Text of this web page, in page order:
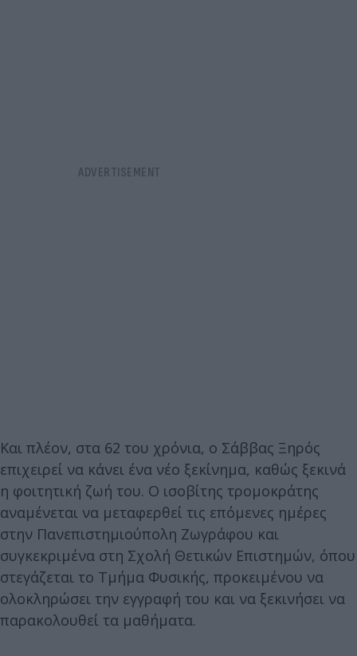
Και πλέον, στα 62 του χρόνια, ο Σάββας Ξηρός
επιχειρεί να κάνει ένα νέο ξεκίνημα, καθώς ξεκινά
η φοιτητική ζωή του. Ο ισοβίτης τρομοκράτης
αναμένεται να μεταφερθεί τις επόμενες ημέρες
στην Πανεπιστημιούπολη Ζωγράφου και
συγκεκριμένα στη Σχολή Θετικών Επιστημών, όπου
στεγάζεται το Τμήμα Φυσικής, προκειμένου να
ολοκληρώσει την εγγραφή του και να ξεκινήσει να
παρακολουθεί τα μαθήματα.